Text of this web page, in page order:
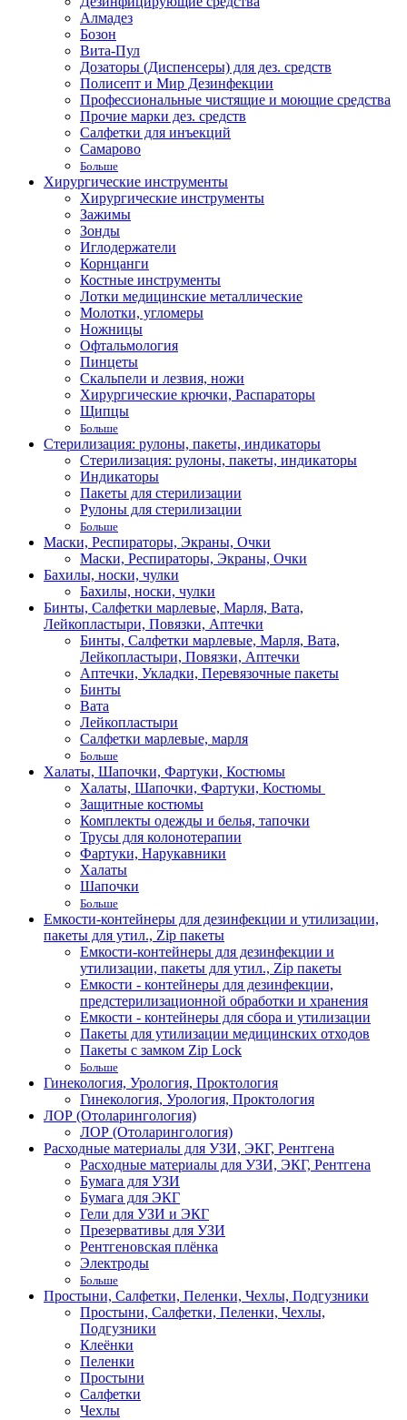
Алмадез
Бозон
Вита-Пул
Дозаторы (Диспенсеры) для дез. средств
Полисепт и Мир Дезинфекции
Профессиональные чистящие и моющие средства
Прочие марки дез. средств
Салфетки для инъекций
Самарово
Больше
Хирургические инструменты
Хирургические инструменты
Зажимы
Зонды
Иглодержатели
Корнцанги
Костные инструменты
Лотки медицинские металлические
Молотки, угломеры
Ножницы
Офтальмология
Пинцеты
Скальпели и лезвия, ножи
Хирургические крючки, Распараторы
Щипцы
Больше
Стерилизация: рулоны, пакеты, индикаторы
Стерилизация: рулоны, пакеты, индикаторы
Индикаторы
Пакеты для стерилизации
Рулоны для стерилизации
Больше
Маски, Респираторы, Экраны, Очки
Маски, Респираторы, Экраны, Очки
Бахилы, носки, чулки
Бахилы, носки, чулки
Бинты, Салфетки марлевые, Марля, Вата,
Лейкопластыри, Повязки, Аптечки
Бинты, Салфетки марлевые, Марля, Вата,
Лейкопластыри, Повязки, Аптечки
Аптечки, Укладки, Перевязочные пакеты
Бинты
Вата
Лейкопластыри
Салфетки марлевые, марля
Больше
Халаты, Шапочки, Фартуки, Костюмы
Халаты, Шапочки, Фартуки, Костюмы
Защитные костюмы
Комплекты одежды и белья, тапочки
Трусы для колонотерапии
Фартуки, Нарукавники
Халаты
Шапочки
Больше
Емкости-контейнеры для дезинфекции и утилизации,
пакеты для утил., Zip пакеты
Емкости-контейнеры для дезинфекции и
утилизации, пакеты для утил., Zip пакеты
Емкости - контейнеры для дезинфекции,
предстерилизационной обработки и хранения
Емкости - контейнеры для сбора и утилизации
Пакеты для утилизации медицинских отходов
Пакеты с замком Zip Lock
Больше
Гинекология, Урология, Проктология
Гинекология, Урология, Проктология
ЛОР (Отоларингология)
ЛОР (Отоларингология)
Расходные материалы для УЗИ, ЭКГ, Рентгена
Расходные материалы для УЗИ, ЭКГ, Рентгена
Бумага для УЗИ
Бумага для ЭКГ
Гели для УЗИ и ЭКГ
Презервативы для УЗИ
Рентгеновская плёнка
Электроды
Больше
Простыни, Салфетки, Пеленки, Чехлы, Подгузники
Простыни, Салфетки, Пеленки, Чехлы,
Подгузники
Клеёнки
Пеленки
Простыни
Салфетки
Чехлы